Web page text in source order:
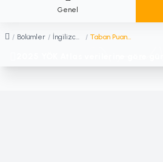
Genel
/ Bölümler / İngilizce Fransızca Mütercim ve Tercümanlık / Taban Puanları ve Sıralamaları